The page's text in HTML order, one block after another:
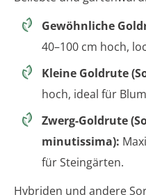
Gewöhnliche
40–100 cm hoch,
Kleine Goldrute
hoch, ideal für
Zwerg-Goldrute
minutissima):
für Steingärten.
Hybriden und andere